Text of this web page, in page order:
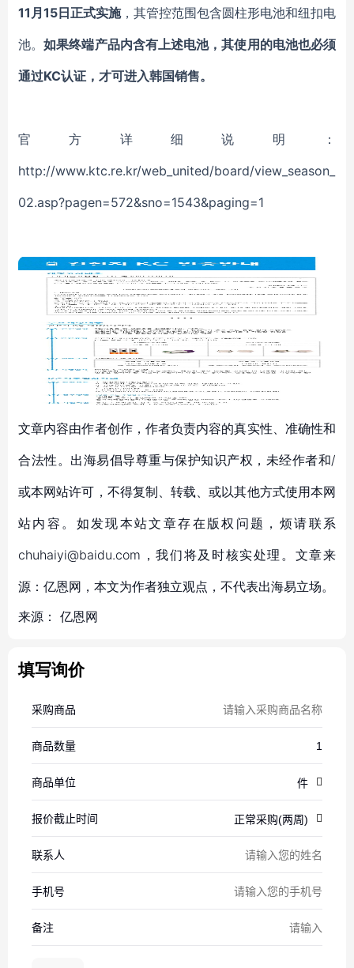
11月15日正式实施，其管控范围包含圆柱形电池和纽扣电
池。如果终端产品内含有上述电池，其使用的电池也必须
通过KC认证，才可进入韩国销售。
官方详细说明：
http://www.ktc.re.kr/web_united/board/view_season_
02.asp?pagen=572&sno=1543&paging=1
文章内容由作者创作，作者负责内容的真实性、准确性和
合法性。出海易倡导尊重与保护知识产权，未经作者和/
或本网站许可，不得复制、转载、或以其他方式使用本网
站内容。如发现本站文章存在版权问题，烦请联系
chuhaiyi@baidu.com，我们将及时核实处理。文章来
源：亿恩网，本文为作者独立观点，不代表出海易立场。
来源： 亿恩网
填写询价